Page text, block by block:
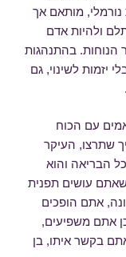
נורמלי, מותאם אך
ולהיות אדם
בהתנהגות
יזמות לשינוי, גם
עם הכוח
שתרצו, העיקר
הבריאה והוא
עושים תפנית
אתם הופכים
אתם משפיעים,
בקשר איתו, בן